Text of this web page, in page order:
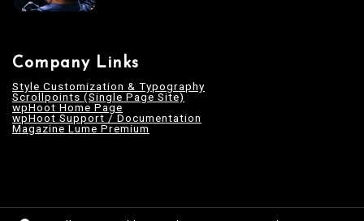
Company Links
Style Customization & Typography
Scrollpoints (Single Page Site)
wpHoot Home Page
wpHoot Support / Documentation
Magazine Lume Premium